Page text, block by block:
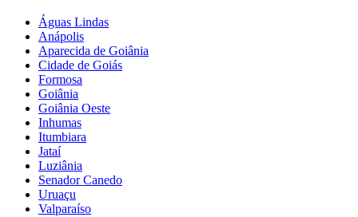
Águas Lindas
Anápolis
Aparecida de Goiânia
Cidade de Goiás
Formosa
Goiânia
Goiânia Oeste
Inhumas
Itumbiara
Jataí
Luziânia
Senador Canedo
Uruaçu
Valparaíso